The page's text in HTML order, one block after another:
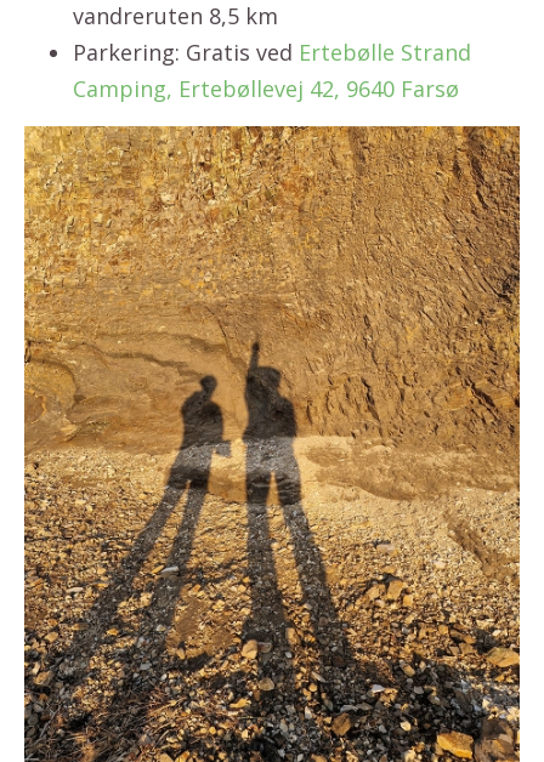
vandreruten 8,5 km
Parkering: Gratis ved Ertebølle Strand
Camping, Ertebøllevej 42, 9640 Farsø